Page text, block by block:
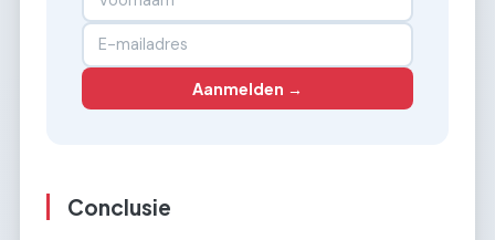
Aanmelden →
Conclusie